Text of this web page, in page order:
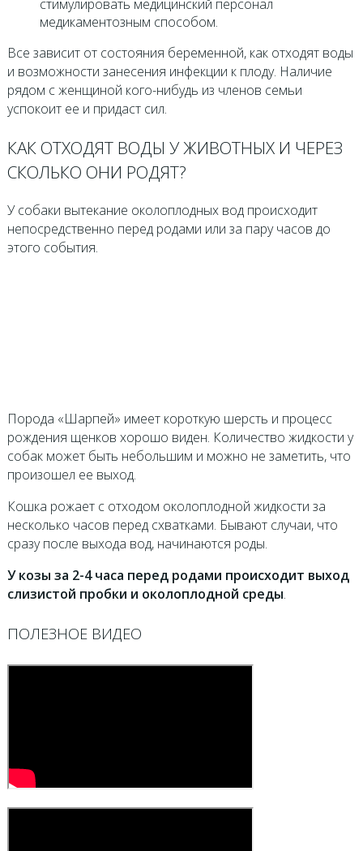
стимулировать медицинский персонал
медикаментозным способом.
Все зависит от состояния беременной, как отходят воды
и возможности занесения инфекции к плоду. Наличие
рядом с женщиной кого-нибудь из членов семьи
успокоит ее и придаст сил.
КАК ОТХОДЯТ ВОДЫ У ЖИВОТНЫХ И ЧЕРЕЗ
СКОЛЬКО ОНИ РОДЯТ?
У собаки вытекание околоплодных вод происходит
непосредственно перед родами или за пару часов до
этого события.
Порода «Шарпей» имеет короткую шерсть и процесс
рождения щенков хорошо виден. Количество жидкости у
собак может быть небольшим и можно не заметить, что
произошел ее выход.
Кошка рожает с отходом околоплодной жидкости за
несколько часов перед схватками. Бывают случаи, что
сразу после выхода вод, начинаются роды.
У козы за 2-4 часа перед родами происходит выход
слизистой пробки и околоплодной среды.
ПОЛЕЗНОЕ ВИДЕО